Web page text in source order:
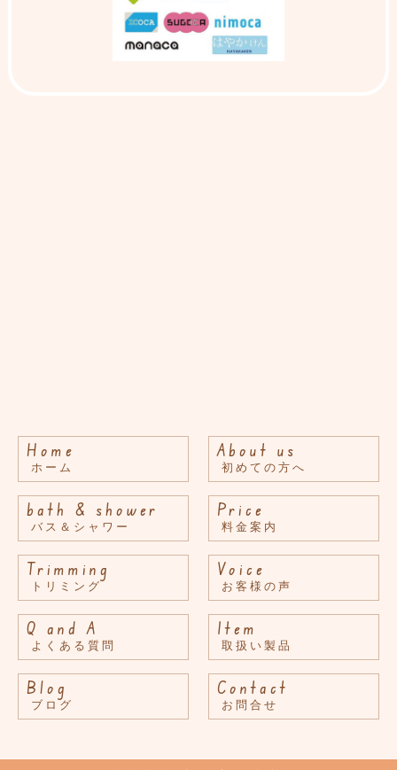
Home
ホーム
About us
初めての方へ
bath & shower
バス＆シャワー
Price
料金案内
Trimming
トリミング
Voice
お客様の声
Q and A
よくある質問
Item
取扱い製品
Blog
ブログ
Contact
お問合せ